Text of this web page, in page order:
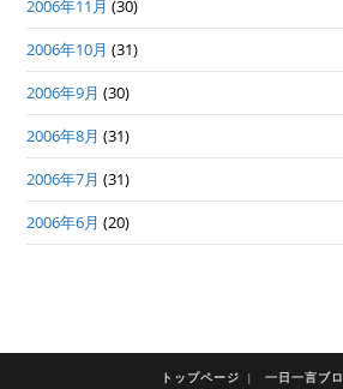
2006年11月 (30)
2006年10月 (31)
2006年9月 (30)
2006年8月 (31)
2006年7月 (31)
2006年6月 (20)
トップページ 一日一言ブ